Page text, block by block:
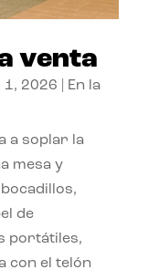
venta
1, 2026
En la
a soplar la
mesa y
de
portátiles,
con el telón